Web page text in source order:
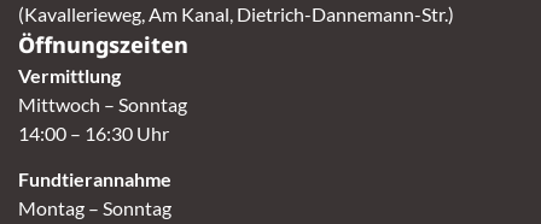
(Kavallerieweg, Am Kanal, Dietrich-Dannemann-Str.)
Öffnungszeiten
Vermittlung
Mittwoch – Sonntag
14:00 – 16:30 Uhr
Fundtierannahme
Montag – Sonntag